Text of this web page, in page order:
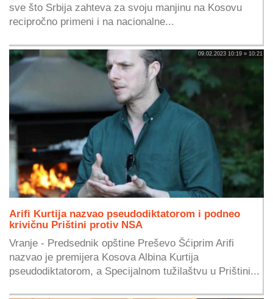
sve što Srbija zahteva za svoju manjinu na Kosovu
recipročno primeni i na nacionalne...
09.02.2023 10:19 » 10:21
Arifi Kurtija nazvao pseudodiktatorom i podneo
krivičnu Prištini protiv NSA
Vranje - Predsednik opštine Preševo Šćiprim Arifi
nazvao je premijera Kosova Albina Kurtija
pseudodiktatorom, a Specijalnom tužilaštvu u Prištini...